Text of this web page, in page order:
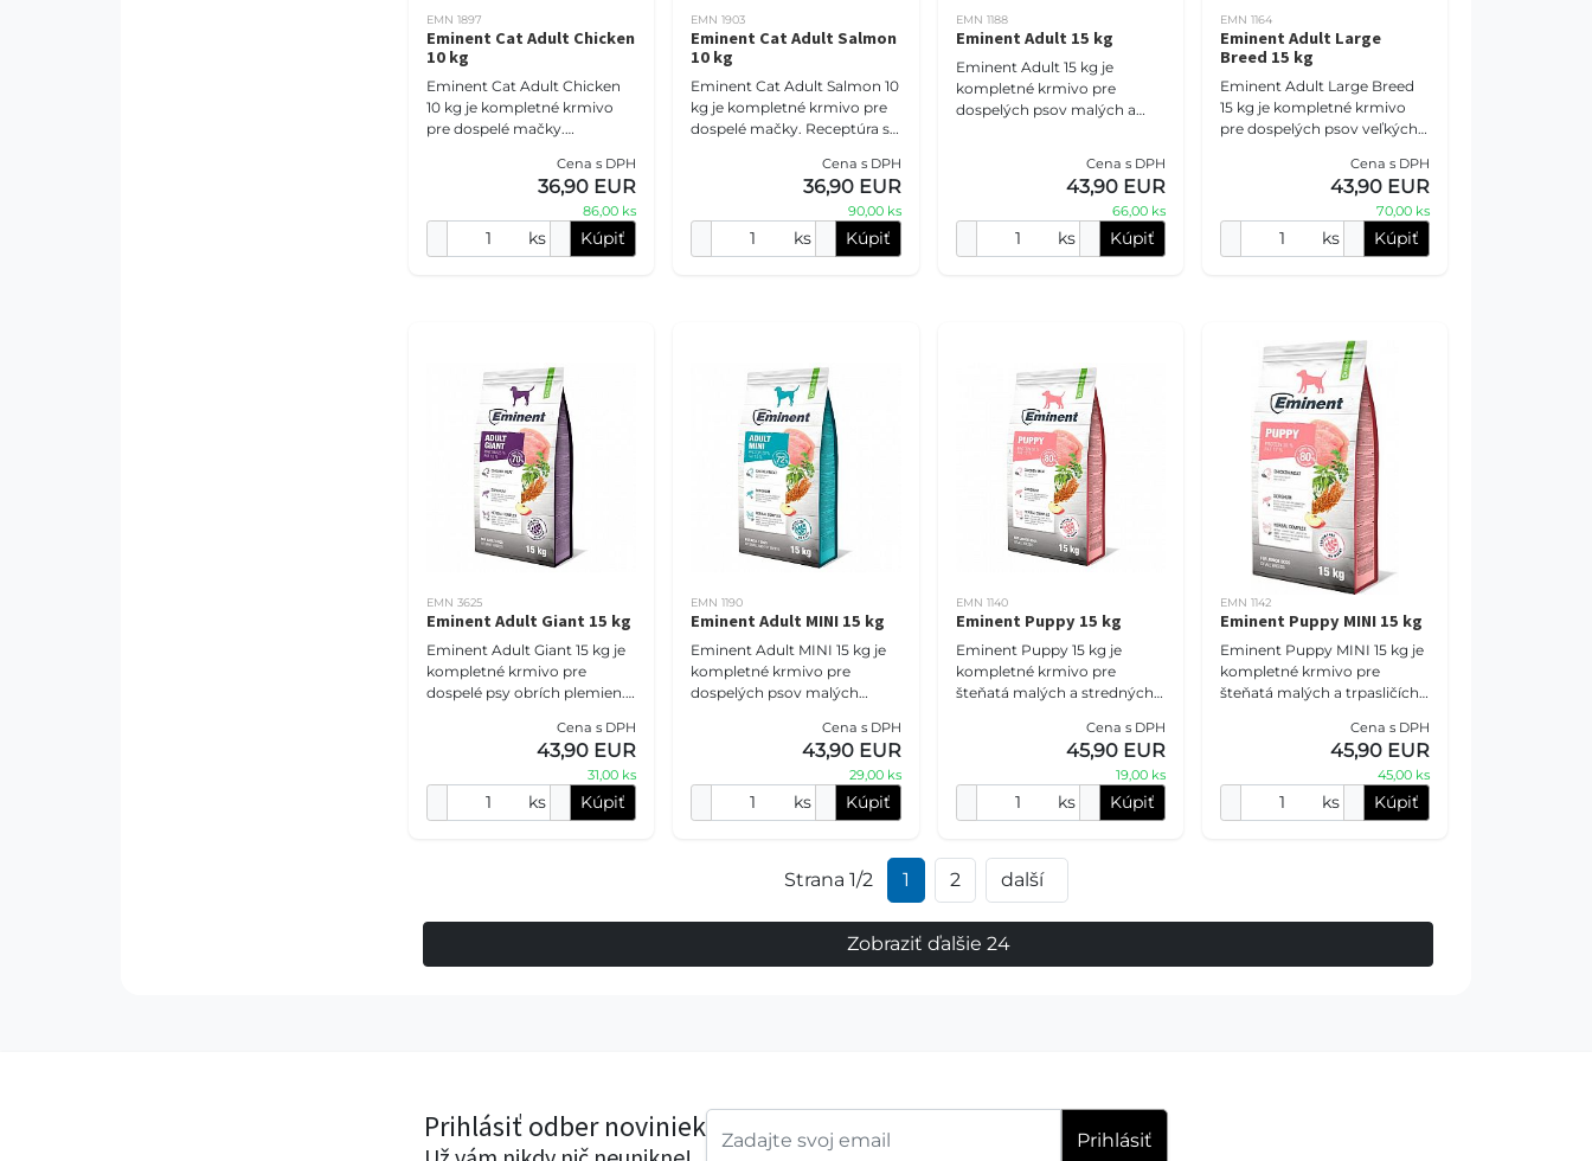
EMN 1897
Eminent Cat Adult Chicken
10 kg
Eminent Cat Adult Chicken
10 kg je kompletné krmivo
pre dospelé mačky.
múčky, 32 % bielkovín, 14 %
tukov, taurínom, brusnic
Cena s DPH
36,90 EUR
86,00 ks
ks Kúpiť
EMN 1903
Eminent Cat Adult Salmon
10 kg
Eminent Cat Adult Salmon 10
kg je kompletné krmivo pre
dospelé mačky. Receptúra s
bielkovín, 14 % tukov,
lososovým olejom,
Cena s DPH
36,90 EUR
90,00 ks
ks Kúpiť
EMN 1188
Eminent Adult 15 kg
Eminent Adult 15 kg je
kompletné krmivo pre
dospelých psov malých a
% tukov, hydinovým mäsom,
Cena s DPH
43,90 EUR
66,00 ks
ks Kúpiť
EMN 1164
Eminent Adult Large
Breed 15 kg
Eminent Adult Large Breed
15 kg je kompletné krmivo
pre dospelých psov veľkých a
25 % bielkovín a 13 % tukov,
Cena s DPH
43,90 EUR
70,00 ks
ks Kúpiť
EMN 3625
Eminent Adult Giant 15 kg
Eminent Adult Giant 15 kg je
kompletné krmivo pre
dospelé psy obrích plemien.
múčky, 25 % bielkovín, 13 %
tukov, glukosamín
Cena s DPH
43,90 EUR
31,00 ks
ks Kúpiť
EMN 1190
Eminent Adult MINI 15 kg
Eminent Adult MINI 15 kg je
kompletné krmivo pre
dospelých psov malých
rovnakú receptúru ako
Eminent Adult, no s menšími
Cena s DPH
43,90 EUR
29,00 ks
ks Kúpiť
EMN 1140
Eminent Puppy 15 kg
Eminent Puppy 15 kg je
kompletné krmivo pre
šteňatá malých a stredných
suky. Poskytuje vyvážený
pomer bielkovín, tukov,
Cena s DPH
45,90 EUR
19,00 ks
ks Kúpiť
EMN 1142
Eminent Puppy MINI 15 kg
Eminent Puppy MINI 15 kg je
kompletné krmivo pre
šteňatá malých a trpasličích
suky. Receptúra s 31 %
hydinovej múčky, pre
Cena s DPH
45,90 EUR
45,00 ks
ks Kúpiť
Strana 1/2 1 2 další
Zobraziť ďalšie 24
Prihlásiť odber noviniek Prihlásiť